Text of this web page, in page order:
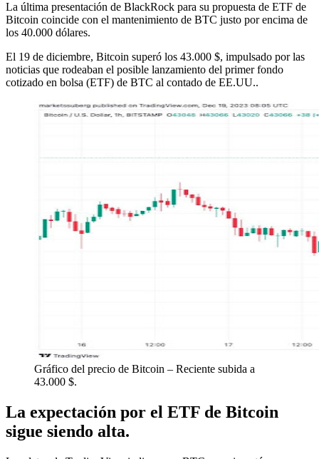
La última presentación de BlackRock para su propuesta de ETF de
Bitcoin coincide con el mantenimiento de BTC justo por encima de
los 40.000 dólares.
El 19 de diciembre, Bitcoin superó los 43.000 $, impulsado por las
noticias que rodeaban el posible lanzamiento del primer fondo
cotizado en bolsa (ETF) de BTC al contado de EE.UU..
Gráfico del precio de Bitcoin – Reciente subida a
43.000 $.
La expectación por el ETF de Bitcoin
sigue siendo alta.